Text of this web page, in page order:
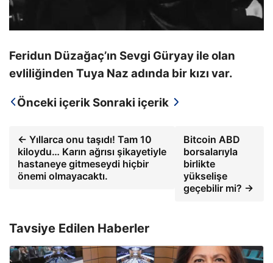
Feridun Düzağaç’ın Sevgi Güryay ile olan
evliliğinden Tuya Naz adında bir kızı var.
Önceki içerik Sonraki içerik
← Yıllarca onu taşıdı! Tam 10
kiloydu… Karın ağrısı şikayetiyle
hastaneye gitmeseydi hiçbir
önemi olmayacaktı.
Bitcoin ABD
borsalarıyla
birlikte
yükselişe
geçebilir mi? →
Tavsiye Edilen Haberler